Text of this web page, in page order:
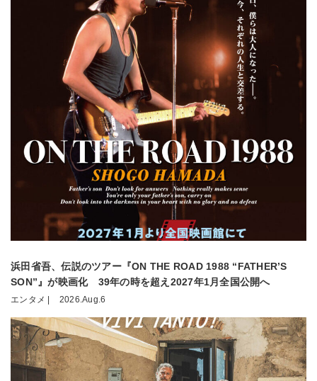
浜田省吾、伝説のツアー『ON THE ROAD 1988 “FATHER’S
SON”』が映画化 39年の時を超え2027年1月全国公開へ
エンタメ | 2026.Aug.6